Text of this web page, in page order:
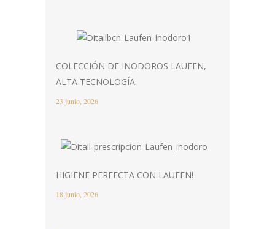
COLECCIÓN DE INODOROS LAUFEN,
ALTA TECNOLOGÍA.
23 junio, 2026
HIGIENE PERFECTA CON LAUFEN!
18 junio, 2026